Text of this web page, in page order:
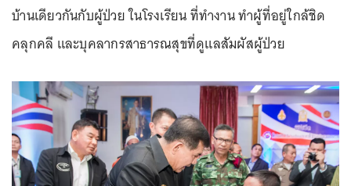
บ้านเดียวกันกับผู้ป่วย ในโรงเรียน ที่ทำงาน ทำผู้ที่อยู่ใกล้ชิด
คลุกคลี และบุคลากรสาธารณสุขที่ดูแลสัมผัสผู้ป่วย